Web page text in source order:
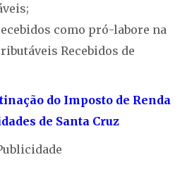
como pró-labore na
Recebidos de
do Imposto de Renda
de Santa Cruz